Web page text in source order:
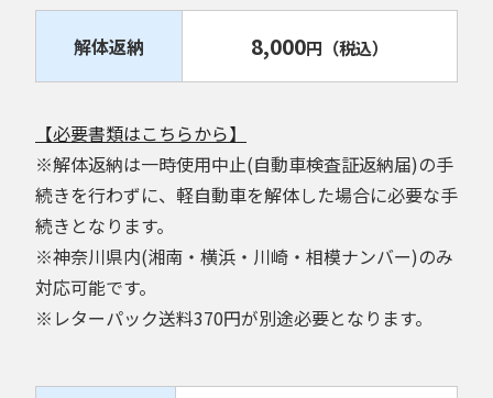
解体返納 8,000円 （税込）
【必要書類はこちらから】
※解体返納は一時使用中止(自動車検査証返納届)の手
続きを行わずに、軽自動車を解体した場合に必要な手
続きとなります。
※神奈川県内(湘南・横浜・川崎・相模ナンバー)のみ
対応可能です。
※レターパック送料370円が別途必要となります。